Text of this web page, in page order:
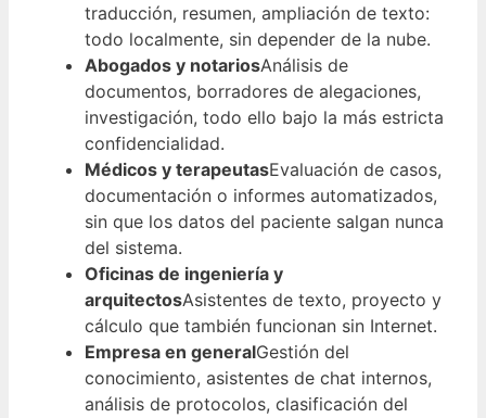
traducción, resumen, ampliación de texto:
todo localmente, sin depender de la nube.
Abogados y notariosAnálisis de
documentos, borradores de alegaciones,
investigación, todo ello bajo la más estricta
confidencialidad.
Médicos y terapeutasEvaluación de casos,
documentación o informes automatizados,
sin que los datos del paciente salgan nunca
del sistema.
Oficinas de ingeniería y
arquitectosAsistentes de texto, proyecto y
cálculo que también funcionan sin Internet.
Empresa en generalGestión del
conocimiento, asistentes de chat internos,
análisis de protocolos, clasificación del